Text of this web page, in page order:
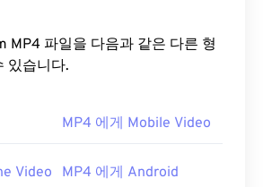
00 00 00 00
00 00 00 00
있습니다.
MP4 에게 Mobile Video
Video
MP4 에게 Android